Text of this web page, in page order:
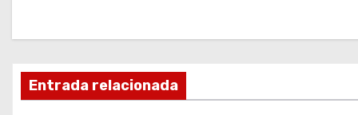
c
iEntrada relacionada